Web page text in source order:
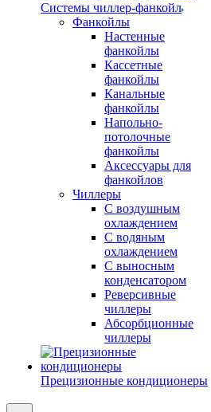
Системы чиллер-фанкойл
Фанкойлы
Настенные
фанкойлы
Кассетные
фанкойлы
Канальные
фанкойлы
Напольно-
потолочные
фанкойлы
Аксессуары для
фанкойлов
Чиллеры
С воздушным
охлаждением
С водяным
охлаждением
С выносным
конденсатором
Реверсивные
чиллеры
Абсорбционные
чиллеры
Прецизионные кондиционеры